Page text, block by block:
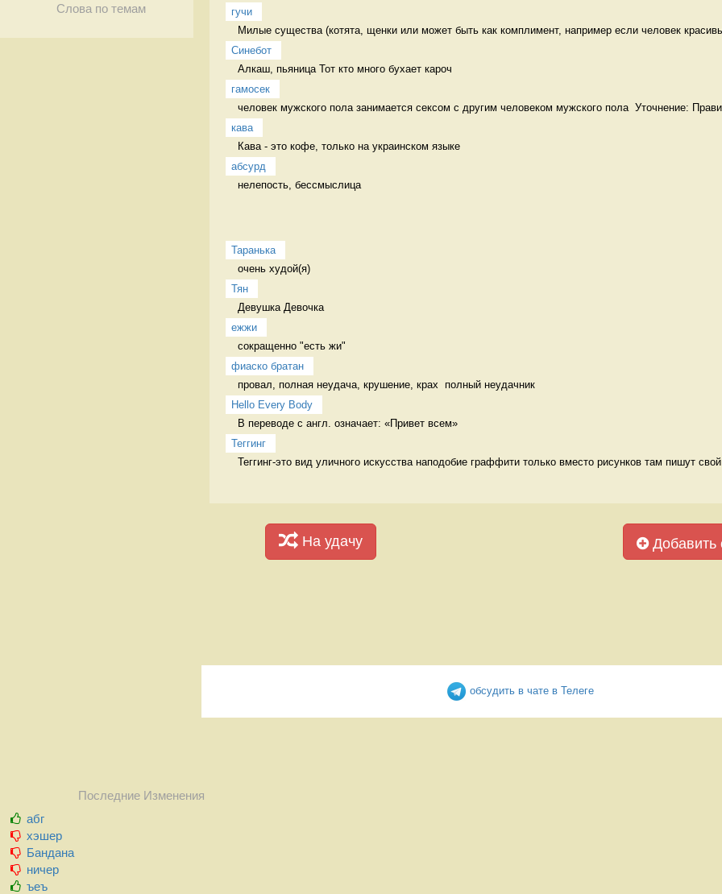
Слова по темам
гучи
Милые существа (котята, щенки или может быть как комплимент, например если человек
Синебот
Алкаш, пьяница Тот кто много бухает кароч
гамосек
человек мужского пола занимается сексом с другим человеком мужского пола  Уточнение:
кава
Кава - это кофе, только на украинском языке
абсурд
нелепость, бессмыслица
Таранька
очень худой(я)
Тян
Девушка Девочка
ежжи
сокращенно "есть жи"
фиаско братан
провал, полная неудача, крушение, крах  полный неудачник
Hello Every Body
В переводе с англ. означает: «Привет всем»
Теггинг
Теггинг-это вид уличного искусства наподобие граффити только вместо рисунков там пишут свой
На удачу Добавить
обсудить в чате в Телеге
Последние Изменения
абг
хэшер
Бандана
ничер
ъеъ